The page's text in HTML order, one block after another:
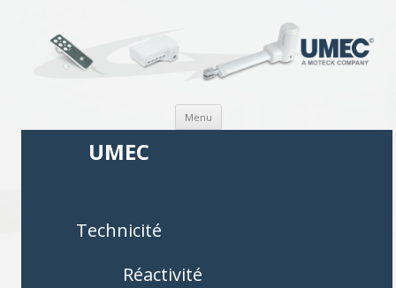
Menu Aller au contenu
UMEC
Technicité
Réactivité